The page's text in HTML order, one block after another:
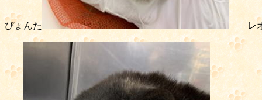
ぴょんた レ